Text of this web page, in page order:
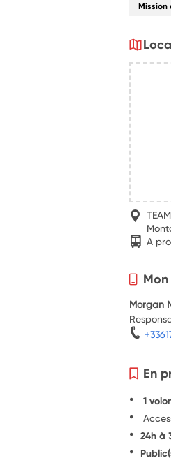
Mission
A
Morgan
En
1
24h à